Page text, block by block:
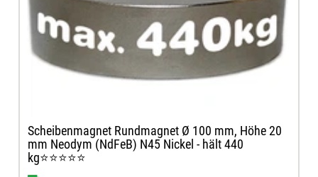
Scheibenmagnet Rundmagnet Ø 100 mm, Höhe 20
mm Neodym (NdFeB) N45 Nickel - hält 440
kg⭐⭐⭐⭐⭐